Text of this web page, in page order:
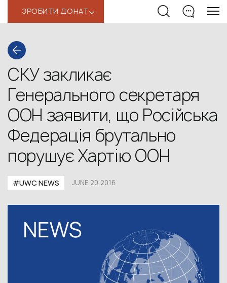
ЗРОБИТИ ДОНАТ‹
СКУ закликає
Генерального секретаря
ООН заявити, що Російська
Федерація брутально
порушує Хартію ООН
#UWC NEWS JUNE 20,2016